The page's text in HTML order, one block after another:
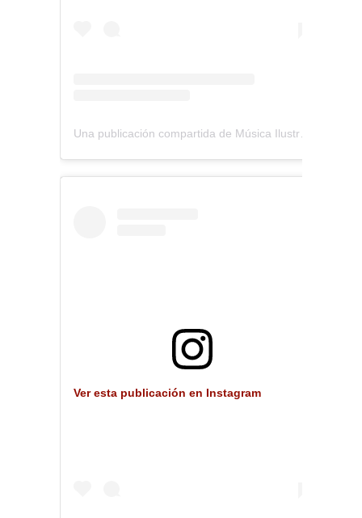
Ver esta publicación en Instagram